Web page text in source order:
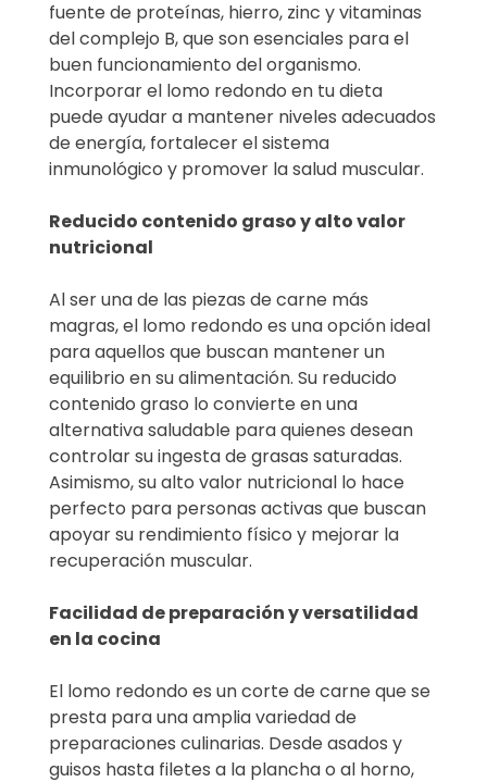
fuente de proteínas, hierro, zinc y vitaminas
del complejo B, que son esenciales para el
buen funcionamiento del organismo.
Incorporar el lomo redondo en tu dieta
puede ayudar a mantener niveles adecuados
de energía, fortalecer el sistema
inmunológico y promover la salud muscular.
Reducido contenido graso y alto valor
nutricional
Al ser una de las piezas de carne más
magras, el lomo redondo es una opción ideal
para aquellos que buscan mantener un
equilibrio en su alimentación. Su reducido
contenido graso lo convierte en una
alternativa saludable para quienes desean
controlar su ingesta de grasas saturadas.
Asimismo, su alto valor nutricional lo hace
perfecto para personas activas que buscan
apoyar su rendimiento físico y mejorar la
recuperación muscular.
Facilidad de preparación y versatilidad
en la cocina
El lomo redondo es un corte de carne que se
presta para una amplia variedad de
preparaciones culinarias. Desde asados y
guisos hasta filetes a la plancha o al horno,